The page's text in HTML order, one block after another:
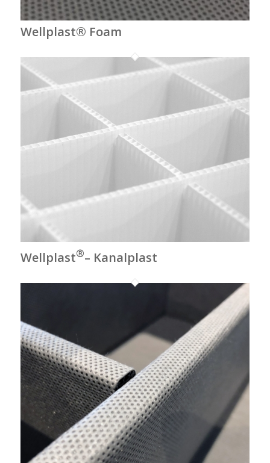
Wellplast® Foam
Wellplast®– Kanalplast